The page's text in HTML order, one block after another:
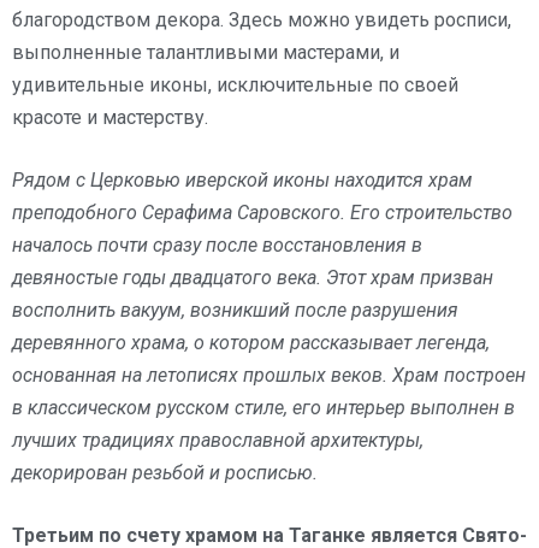
благородством декора. Здесь можно увидеть росписи,
выполненные талантливыми мастерами, и
удивительные иконы, исключительные по своей
красоте и мастерству.
Рядом с Церковью иверской иконы находится храм
преподобного Серафима Саровского. Его строительство
началось почти сразу после восстановления в
девяностые годы двадцатого века. Этот храм призван
восполнить вакуум, возникший после разрушения
деревянного храма, о котором рассказывает легенда,
основанная на летописях прошлых веков. Храм построен
в классическом русском стиле, его интерьер выполнен в
лучших традициях православной архитектуры,
декорирован резьбой и росписью.
Третьим по счету храмом на Таганке является Свято-